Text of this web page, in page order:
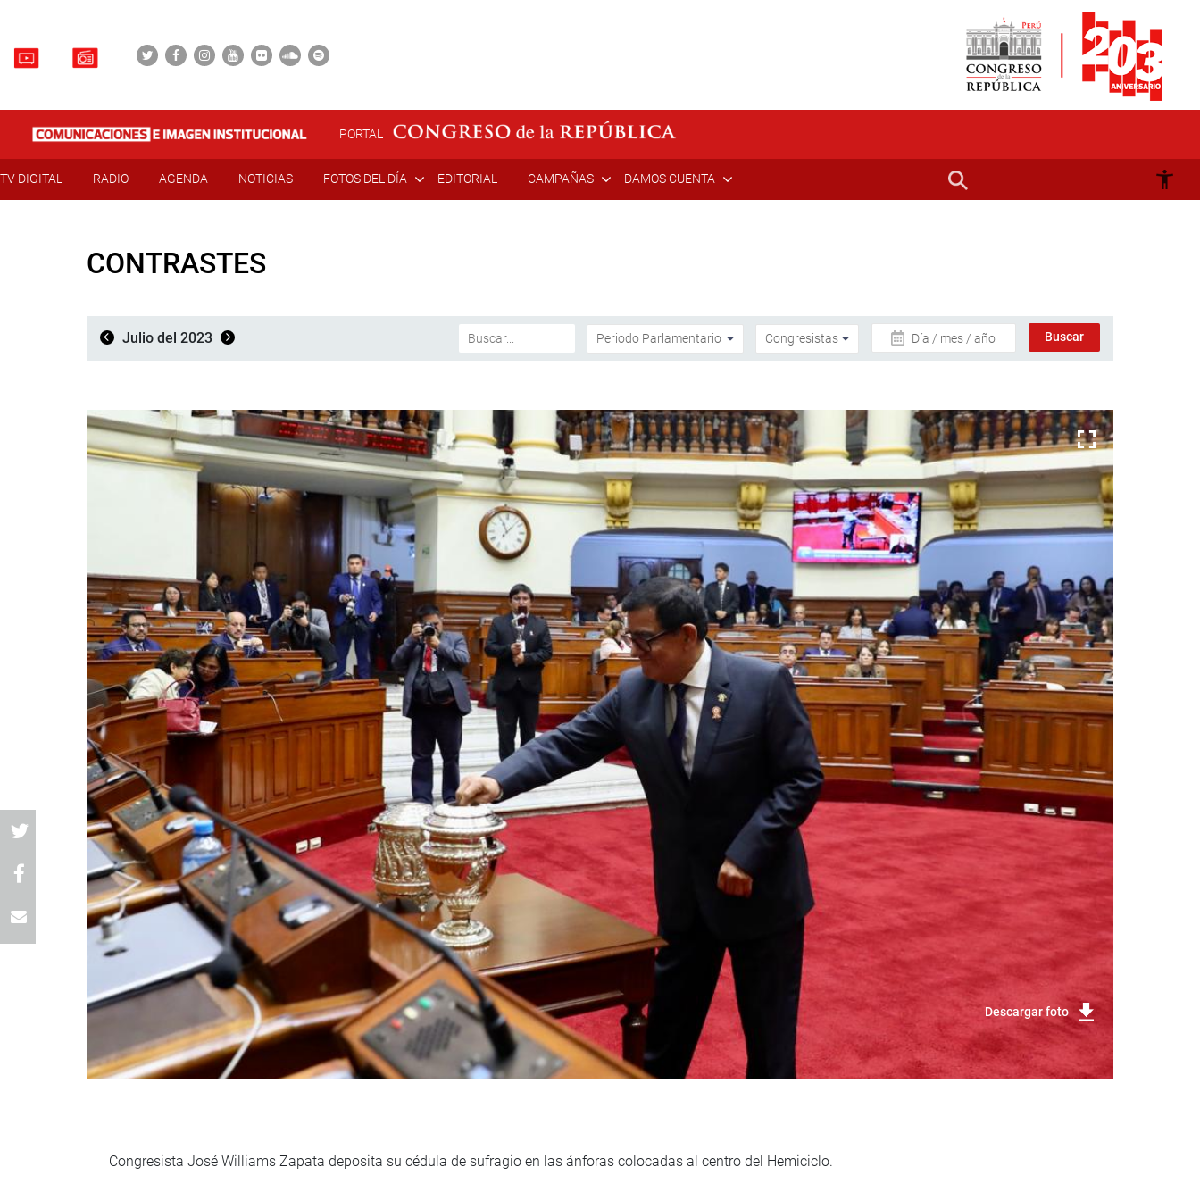
PORTAL
TV DIGITAL RADIO AGENDA NOTICIAS FOTOS DEL DÍA EDITORIAL CAMPAÑAS DAMOS CUENTA
CONTRASTES
Julio del 2023 Día / mes / año
Descargar foto
Congresista José Williams Zapata deposita su cédula de sufragio en las ánforas colocadas al centro del Hemiciclo.